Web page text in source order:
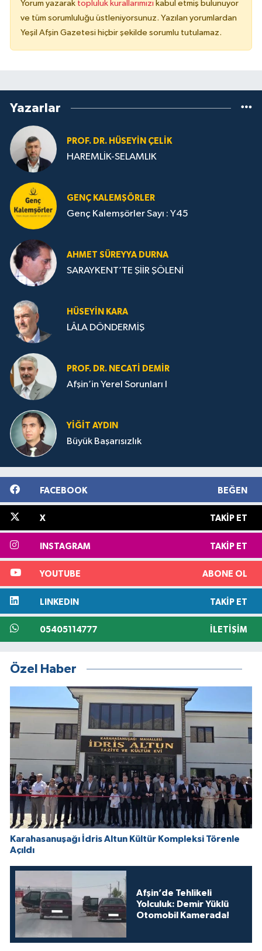
Yorum yazarak topluluk kurallarımızı kabul etmiş bulunuyor
ve tüm sorumluluğu üstleniyorsunuz. Yazılan yorumlardan
Yeşil Afşin Gazetesi hiçbir şekilde sorumlu tutulamaz.
Yazarlar
PROF. DR. HÜSEYIN ÇELIK
HAREMLİK-SELAMLIK
GENÇ KALEMŞÖRLER
Genç Kalemşörler Sayı : Y45
AHMET SÜREYYA DURNA
SARAYKENT’TE ŞİİR ŞÖLENİ
HÜSEYIN KARA
LÂLA DÖNDERMİŞ
PROF. DR. NECATI DEMIR
Afşin’in Yerel Sorunları I
YIĞIT AYDIN
Büyük Başarısızlık
FACEBOOK BEĞEN
X TAKIP ET
INSTAGRAM TAKIP ET
YOUTUBE ABONE OL
LINKEDIN TAKIP ET
05405114777 İLETIŞIM
Özel Haber
Karahasanuşağı İdris Altun Kültür Kompleksi Törenle
Açıldı
Afşin’de Tehlikeli
Yolculuk: Demir Yüklü
Otomobil Kamerada!